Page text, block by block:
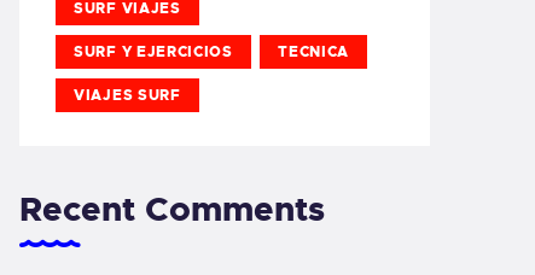
SURF VIAJES
SURF Y EJERCICIOS TECNICA
VIAJES SURF
Recent Comments